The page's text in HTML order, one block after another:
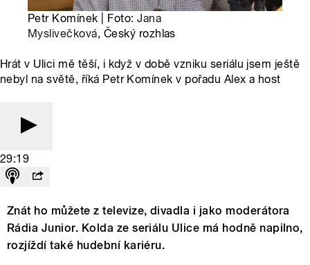
Petr Komínek | Foto:Jana
Myslivečková, Český rozhlas
Hrát v Ulici mě těší, i když v době vzniku seriálu jsem ještě
nebyl na světě, říká Petr Komínek v pořadu Alex a host
29:19
Znát ho můžete z televize, divadla i jako moderátora
Rádia Junior. Kolda ze seriálu Ulice má hodně napilno,
rozjíždí také hudební kariéru.